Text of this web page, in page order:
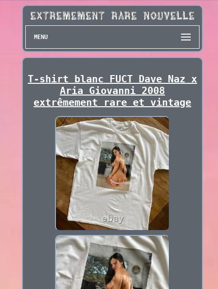
MENU
T-shirt blanc FUCT Dave Naz x
Aria Giovanni 2008
extrêmement rare et vintage